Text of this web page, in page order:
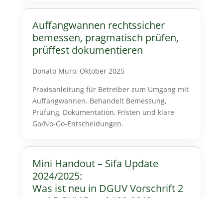
Auffangwannen rechtssicher
bemessen, pragmatisch prüfen,
prüffest dokumentieren
Donato Muro, Oktober 2025
Praxisanleitung für Betreiber zum Umgang mit
Auffangwannen. Behandelt Bemessung,
Prüfung, Dokumentation, Fristen und klare
Go/No-Go-Entscheidungen.
Mini Handout – Sifa Update
2024/2025:
Was ist neu in DGUV Vorschrift 2